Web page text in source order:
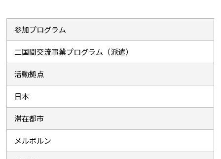
参加プログラム
二国間交流事業プログラム（派遣）
活動拠点
日本
滞在都市
メルボルン